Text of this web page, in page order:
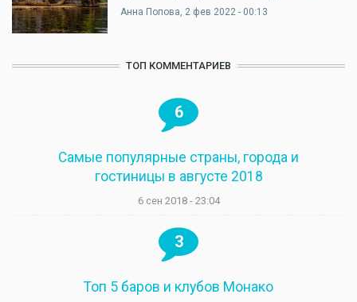
Анна Попова, 2 фев 2022 - 00:13
ТОП КОММЕНТАРИЕВ
6
Самые популярные страны, города и
гостиницы в августе 2018
6 сен 2018 - 23:04
3
Топ 5 баров и клубов Монако